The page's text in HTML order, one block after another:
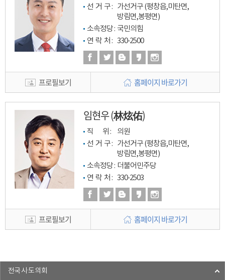
선  거  구 : 가선거구 (평창읍,미탄면,
방림면,봉평면)
소속정당 : 국민의힘
연  락  처 : 330-2500
프로필보기 홈페이지 바로가기
임현우 (林炫佑)
직         위 :
의원
선  거  구 : 가선거구 (평창읍,미탄면,
방림면,봉평면)
소속정당 : 더불어민주당
연  락  처 : 330-2503
프로필보기 홈페이지 바로가기
전국 시·도 의회